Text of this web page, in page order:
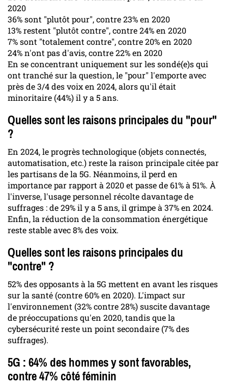
2020
36% sont "plutôt pour", contre 23% en 2020
13% restent "plutôt contre", contre 24% en 2020
7% sont "totalement contre", contre 20% en 2020
24% n'ont pas d'avis, contre 22% en 2020
En se concentrant uniquement sur les sondé(e)s qui
ont tranché sur la question, le "pour" l'emporte avec
près de 3/4 des voix en 2024, alors qu'il était
minoritaire (44%) il y a 5 ans.
Quelles sont les raisons principales du "pour"
?
En 2024, le progrès technologique (objets connectés,
automatisation, etc.) reste la raison principale citée par
les partisans de la 5G. Néanmoins, il perd en
importance par rapport à 2020 et passe de 61% à 51%. À
l'inverse, l'usage personnel récolte davantage de
suffrages : de 29% il y a 5 ans, il grimpe à 37% en 2024.
Enfin, la réduction de la consommation énergétique
reste stable avec 8% des voix.
Quelles sont les raisons principales du
"contre" ?
52% des opposants à la 5G mettent en avant les risques
sur la santé (contre 60% en 2020). L'impact sur
l'environnement (32% contre 28%) suscite davantage
de préoccupations qu'en 2020, tandis que la
cybersécurité reste un point secondaire (7% des
suffrages).
5G : 64% des hommes y sont favorables,
contre 47% côté féminin